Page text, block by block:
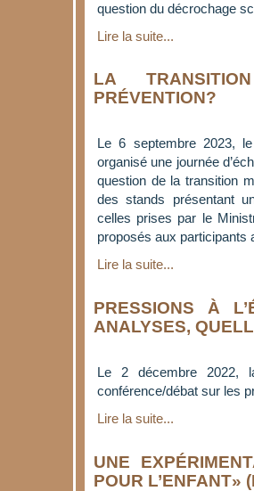
question du décrochage
Lire la suite...
LA
PRÉVENTION?
Le 6 septembre 2023,
organisé une journée
question de la transition
des stands présentant
celles prises par le
proposés aux participants
Lire la suite...
PRESSIONS À
ANALYSES,
Le 2 décembre 2022,
conférence/débat sur les
Lire la suite...
UNE
POUR L’ENFANT»